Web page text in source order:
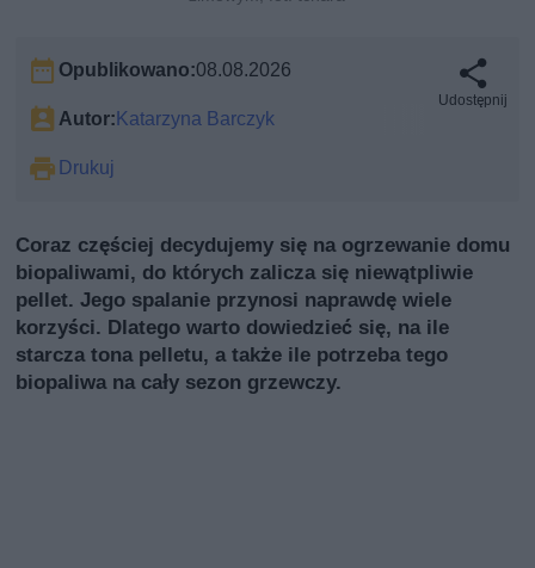
Opublikowano:08.08.2026
Autor:Katarzyna Barczyk
Drukuj
Udostępnij
Coraz częściej decydujemy się na ogrzewanie domu
biopaliwami, do których zalicza się niewątpliwie
pellet. Jego spalanie przynosi naprawdę wiele
korzyści. Dlatego warto dowiedzieć się, na ile
starcza tona pelletu, a także ile potrzeba tego
biopaliwa na cały sezon grzewczy.